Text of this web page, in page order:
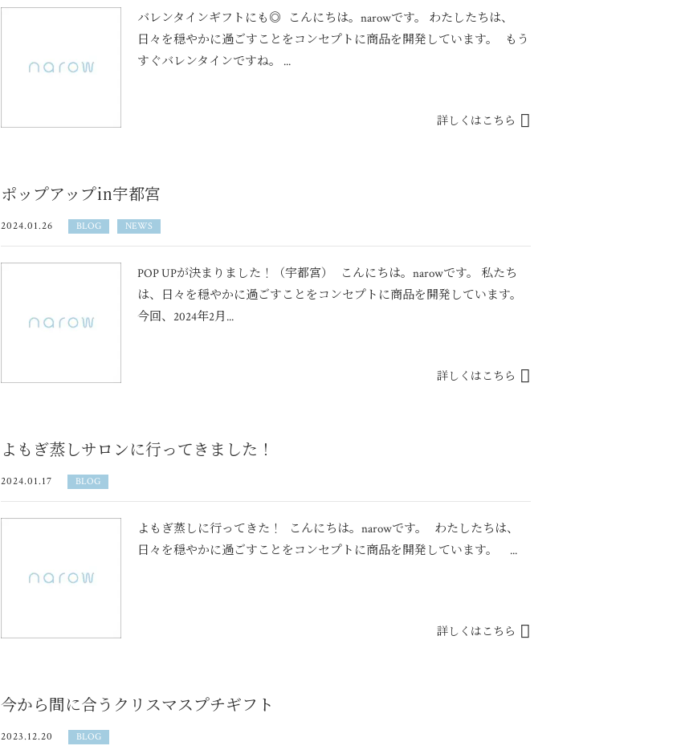
バレンタインギフトにも◎ こんにちは。narowです。 わたしたちは、
日々を穏やかに過ごすことをコンセプトに商品を開発しています。 もう
すぐバレンタインですね。 ...
詳しくはこちら
ポップアップ㏌宇都宮
2024.01.26 BLOG NEWS
POP UPが決まりました！（宇都宮） こんにちは。narowです。 私たち
は、日々を穏やかに過ごすことをコンセプトに商品を開発しています。
今回、2024年2月...
詳しくはこちら
よもぎ蒸しサロンに行ってきました！
2024.01.17 BLOG
よもぎ蒸しに行ってきた！ こんにちは。narowです。 わたしたちは、
日々を穏やかに過ごすことをコンセプトに商品を開発しています。 ...
詳しくはこちら
今から間に合うクリスマスプチギフト
2023.12.20 BLOG